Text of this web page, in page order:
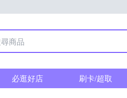
必逛好店 刷卡/超取